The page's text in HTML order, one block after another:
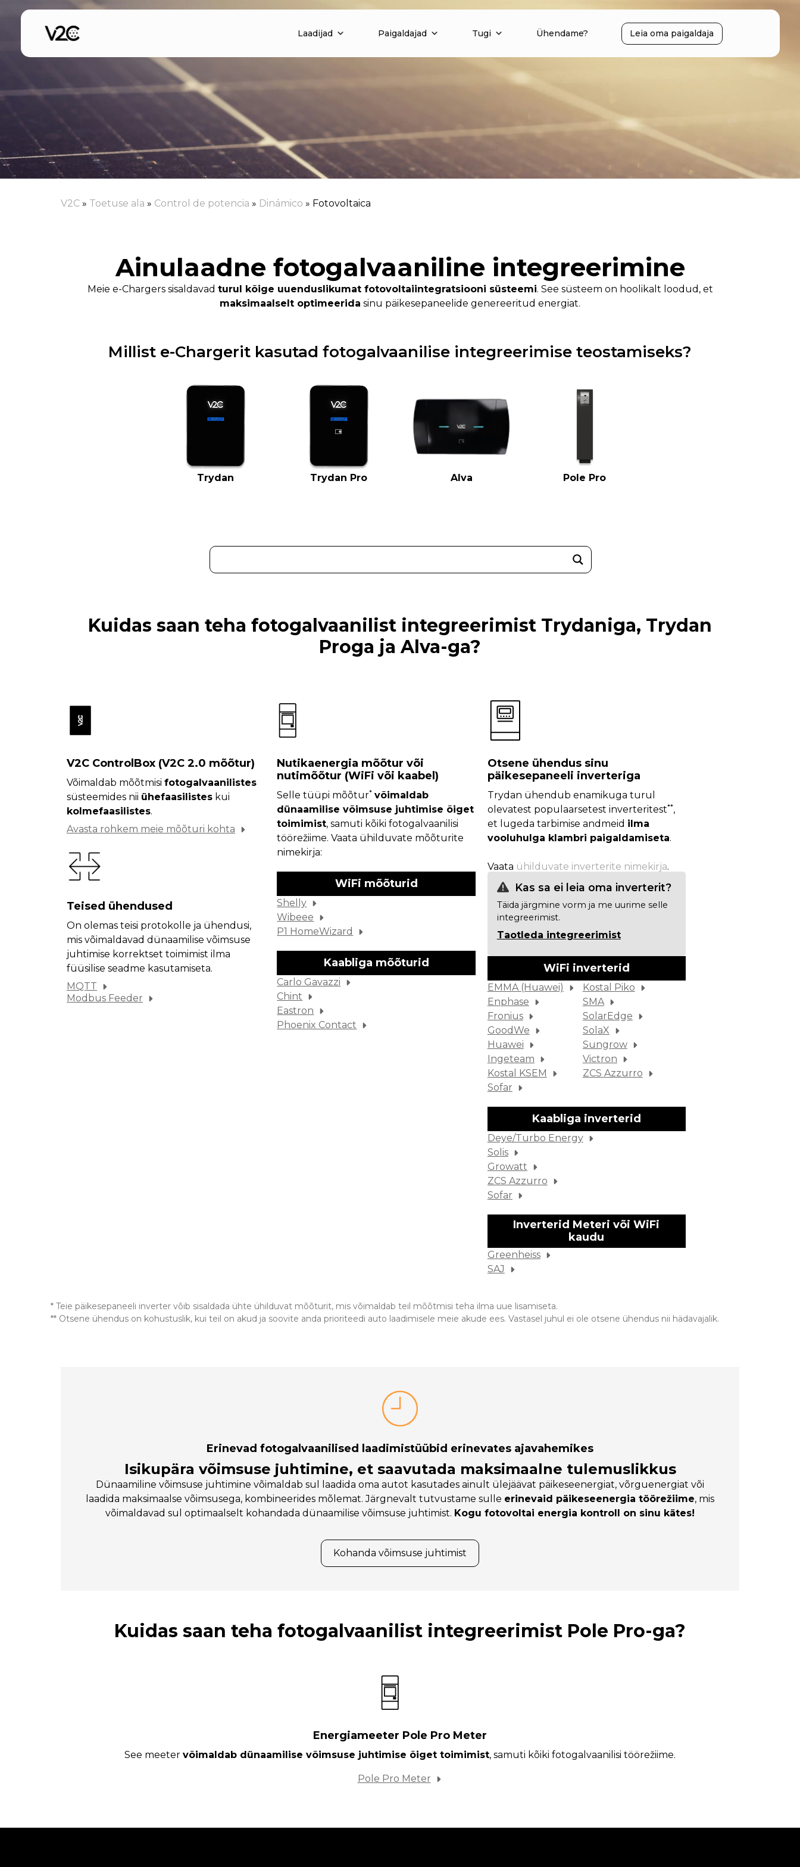
Laadijad Paigaldajad Tugi Ühendame? Leia oma paigaldaja
V2C » Toetuse ala » Control de potencia » Dinámico » Fotovoltaica
Ainulaadne fotogalvaaniline integreerimine
Meie e-Chargers sisaldavad turul kõige uuenduslikumat fotovoltaiintegratsiooni süsteemi. See süsteem on hoolikalt loodud, et
maksimaalselt optimeerida sinu päikesepaneelide genereeritud energiat.
Millist e-Chargerit kasutad fotogalvaanilise integreerimise teostamiseks?
Trydan Trydan Pro Alva Pole Pro
Kuidas saan teha fotogalvaanilist integreerimist Trydaniga, Trydan
Proga ja Alva-ga?
V2C ControlBox (V2C 2.0 mõõtur)
Võimaldab mõõtmisi fotogalvaanilistes
süsteemides nii ühefaasilistes kui
kolmefaasilistes.
Avasta rohkem meie mõõturi kohta
Teised ühendused
On olemas teisi protokolle ja ühendusi,
mis võimaldavad dünaamilise võimsuse
juhtimise korrektset toimimist ilma
füüsilise seadme kasutamiseta.
MQTT
Modbus Feeder
Nutikaenergia mõõtur või
nutimõõtur (WiFi või kaabel)
Selle tüüpi mõõtur* võimaldab
dünaamilise võimsuse juhtimise õiget
toimimist, samuti kõiki fotogalvaanilisi
töörežiime. Vaata ühilduvate mõõturite
nimekirja:
WiFi mõõturid
Shelly
Wibeee
P1 HomeWizard
Kaabliga mõõturid
Carlo Gavazzi
Chint
Eastron
Phoenix Contact
Otsene ühendus sinu
päikesepaneeli inverteriga
Trydan ühendub enamikuga turul
olevatest populaarsetest inverteritest**,
et lugeda tarbimise andmeid ilma
vooluhulga klambri paigaldamiseta.
Vaata ühilduvate inverterite nimekirja.
Kas sa ei leia oma inverterit?
Täida järgmine vorm ja me uurime selle
integreerimist.
Taotleda integreerimist
WiFi inverterid
EMMA (Huawei)
Enphase
Fronius
GoodWe
Huawei
Ingeteam
Kostal KSEM
Sofar
Kostal Piko
SMA
SolarEdge
SolaX
Sungrow
Victron
ZCS Azzurro
Kaabliga inverterid
Deye/Turbo Energy
Solis
Growatt
ZCS Azzurro
Sofar
Inverterid Meteri või WiFi
kaudu
Greenheiss
SAJ
* Teie päikesepaneeli inverter võib sisaldada ühte ühilduvat mõõturit, mis võimaldab teil mõõtmisi teha ilma uue lisamiseta.
** Otsene ühendus on kohustuslik, kui teil on akud ja soovite anda prioriteedi auto laadimisele meie akude ees. Vastasel juhul ei ole otsene ühendus nii hädavajalik.
Erinevad fotogalvaanilised laadimistüübid erinevates ajavahemikes
Isikupära võimsuse juhtimine, et saavutada maksimaalne tulemuslikkus
Dünaamiline võimsuse juhtimine võimaldab sul laadida oma autot kasutades ainult ülejäävat päikeseenergiat, võrguenergiat või
laadida maksimaalse võimsusega, kombineerides mõlemat. Järgnevalt tutvustame sulle erinevaid päikeseenergia töörežiime, mis
võimaldavad sul optimaalselt kohandada dünaamilise võimsuse juhtimist. Kogu fotovoltai energia kontroll on sinu kätes!
Kohanda võimsuse juhtimist
Kuidas saan teha fotogalvaanilist integreerimist Pole Pro-ga?
Energiameeter Pole Pro Meter
See meeter võimaldab dünaamilise võimsuse juhtimise õiget toimimist, samuti kõiki fotogalvaanilisi töörežiime.
Pole Pro Meter